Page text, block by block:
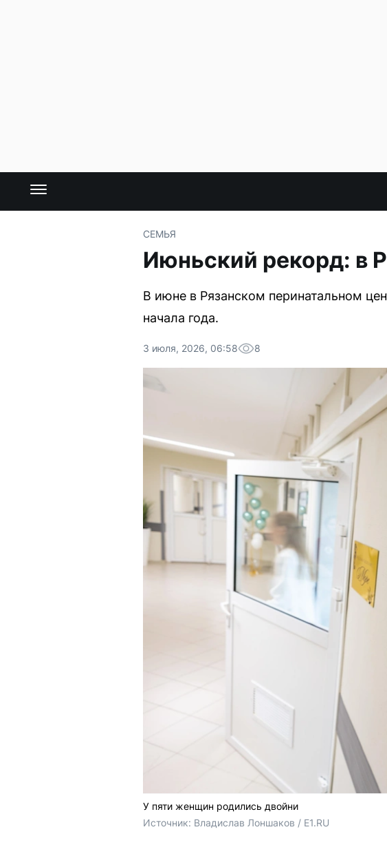
СЕМЬЯ
Июньский рекорд: в
В июне в Рязанском перинатальном
начала года.
3 июля, 2026, 06:58 8
У пяти женщин родились двойни
Источник: Владислав Лоншаков / E1.RU